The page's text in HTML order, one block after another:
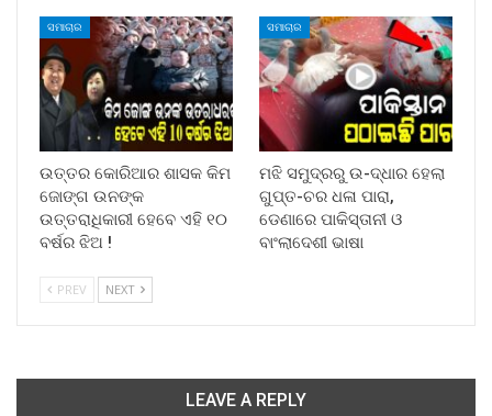
ସମାଚାର
ଉତ୍ତର କୋରିଆର ଶାସକ କିମ
ଜୋଙ୍ଗ ଉନଙ୍କ
ଉତ୍ତରାଧିକାରୀ ହେବେ ଏହି ୧୦
ବର୍ଷର ଝିଅ !
ସମାଚାର
ମଝି ସମୁଦ୍ରରୁ ଉ-ଦ୍ଧାର ହେଲା
ଗୁପ୍ତ-ଚର ଧଳା ପାରା,
ଡେଣାରେ ପାକିସ୍ତାନୀ ଓ
ବାଂଲାଦେଶୀ ଭାଷା
PREV NEXT
LEAVE A REPLY